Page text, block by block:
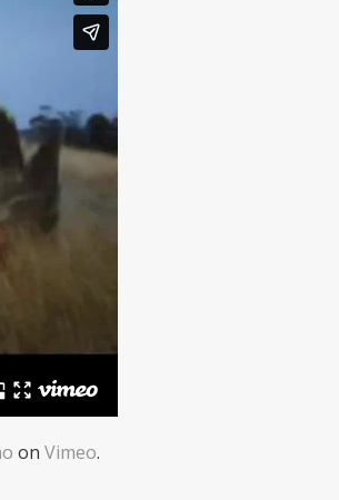
onVimeo.